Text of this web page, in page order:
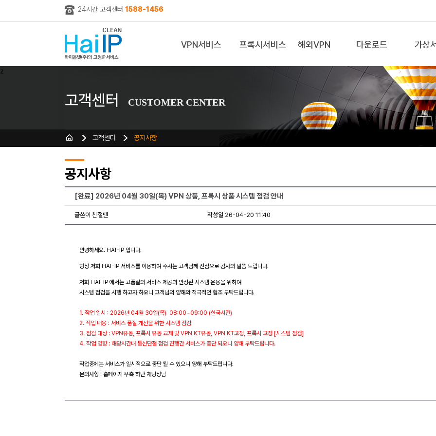
24시간 고객센터 1588-1456
VPN서비스 프록시서비스 해외VPN 다운로드 가상
z
고객센터 CUSTOMER CENTER
고객센터 공지사항
공지사항
[완료] 2026년 04월 30일(목) VPN 상품, 프록시 상품 시스템 점검 안내
글쓴이 친절맨 작성일 26-04-20 11:40
안녕하세요. HAI-IP 입니다.
항상 저희 HAI-IP 서비스를 이용하여 주시는 고객님께 진심으로 감사의 말씀 드립니다.
저희 HAI-IP 에서는 고품질의 서비스 제공과 안정된 시스템 운용을 위하여
시스템 점검을 시행 하고자 하오니 고객님의 양해와 적극적인 협조 부탁드립니다.
1. 작업 일시 : 2026년 04월 30일(목) 08:00~09:00 (한국시간)
2. 작업 내용 : 서비스 품질 개선을 위한 시스템 점검
3. 점검 대상 : VPN유동, 프록시 유동 교체 및 VPN KT유동, VPN KT고정, 프록시 고정 [시스템 점검]
4. 작업 영향 : 해당시간내 통신단절 점검 진행간 서비스가 중단 되오니 양해 부탁드립니다.
작업중에는 서비스가 일시적으로 중단 될 수 있으니 양해 부탁드립니다.
문의사항 : 홈페이지 우측 하단 채팅상담